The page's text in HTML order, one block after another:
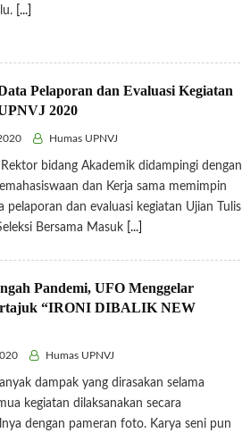
[...]
Pelaporan dan Evaluasi Kegiatan
2020
Humas UPNVJ
bidang Akademik didampingi dengan
dan Kerja sama memimpin
pelaporan dan evaluasi kegiatan Ujian Tulis
Bersama Masuk [...]
Pandemi, UFO Menggelar
“IRONI DIBALIK NEW
Humas UPNVJ
dampak yang dirasakan selama
kegiatan dilaksanakan secara
dengan pameran foto. Karya seni pun